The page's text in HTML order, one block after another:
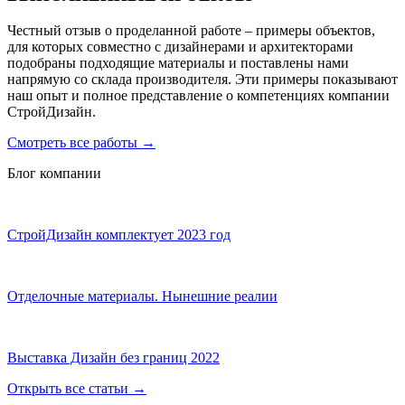
Честный отзыв о проделанной работе – примеры объектов,
для которых совместно с дизайнерами и архитекторами
подобраны подходящие материалы и поставлены нами
напрямую со склада производителя. Эти примеры показывают
наш опыт и полное представление о компетенциях компании
СтройДизайн.
Смотреть все работы →
Блог компании
СтройДизайн комплектует 2023 год
Отделочные материалы. Нынешние реалии
Выставка Дизайн без границ 2022
Открыть все статьи →